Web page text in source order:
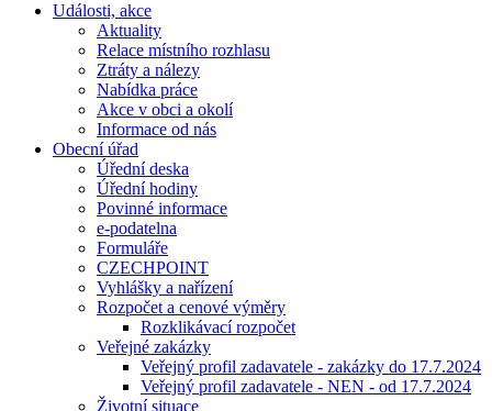
Události, akce
Aktuality
Relace místního rozhlasu
Ztráty a nálezy
Nabídka práce
Akce v obci a okolí
Informace od nás
Obecní úřad
Úřední deska
Úřední hodiny
Povinné informace
e-podatelna
Formuláře
CZECHPOINT
Vyhlášky a nařízení
Rozpočet a cenové výměry
Rozklikávací rozpočet
Veřejné zakázky
Veřejný profil zadavatele - zakázky do 17.7.2024
Veřejný profil zadavatele - NEN - od 17.7.2024
Životní situace